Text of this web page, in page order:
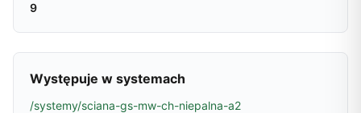
9
Występuje w systemach
/systemy/sciana-gs-mw-ch-niepalna-a2